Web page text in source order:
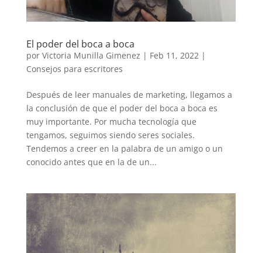
El poder del boca a boca
por Victoria Munilla Gimenez | Feb 11, 2022|
Consejos para escritores
Después de leer manuales de marketing, llegamos a
la conclusión de que el poder del boca a boca es
muy importante. Por mucha tecnología que
tengamos, seguimos siendo seres sociales.
Tendemos a creer en la palabra de un amigo o un
conocido antes que en la de un...